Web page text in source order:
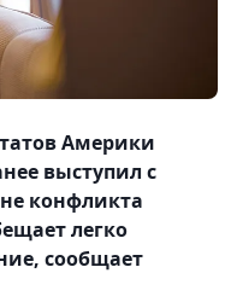
Америки
выступил с
конфликта
легко
сообщает